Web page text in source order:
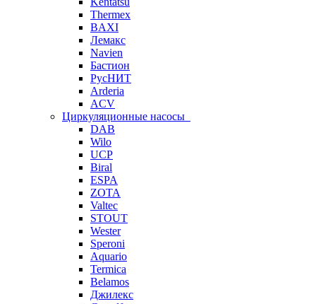
Thermex
BAXI
Лемакс
Navien
Бастион
РусНИТ
Arderia
ACV
Циркуляционные насосы
DAB
Wilo
UCP
Biral
ESPA
ZOTA
Valtec
STOUT
Wester
Speroni
Aquario
Termica
Belamos
Джилекс